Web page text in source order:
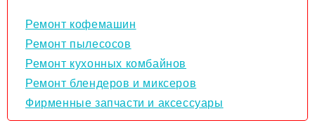
Ремонт кофемашин
Ремонт пылесосов
Ремонт кухонных комбайнов
Ремонт блендеров и миксеров
Фирменные запчасти и аксессуары